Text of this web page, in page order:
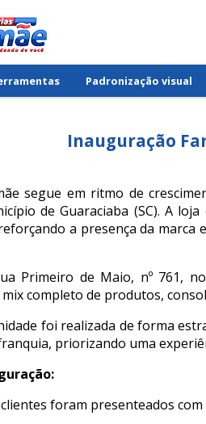
Padronização visual
Inauguração
segue em ritmo de
de Guaraciaba (SC). A
a presença da
Primeiro de Maio, nº 761,
completo de produtos,
foi realizada de forma
priorizando uma
foram presenteados com